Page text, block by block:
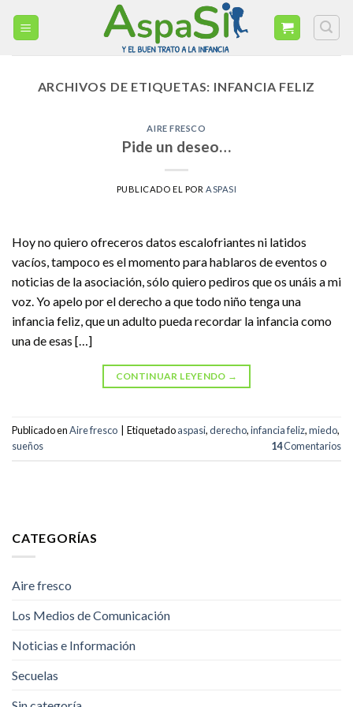
ARCHIVOS DE ETIQUETAS: INFANCIA FELIZ
AIRE FRESCO
Pide un deseo…
PUBLICADO EL POR ASPASI
Hoy no quiero ofreceros datos escalofriantes ni latidos
vacíos, tampoco es el momento para hablaros de eventos o
noticias de la asociación, sólo quiero pediros que os unáis a mi
voz. Yo apelo por el derecho a que todo niño tenga una
infancia feliz, que un adulto pueda recordar la infancia como
una de esas […]
CONTINUAR LEYENDO →
Publicado enAire fresco Etiquetadoaspasi,derecho,infancia feliz,miedo,
sueños
14Comentarios
CATEGORÍAS
Aire fresco
Los Medios de Comunicación
Noticias e Información
Secuelas